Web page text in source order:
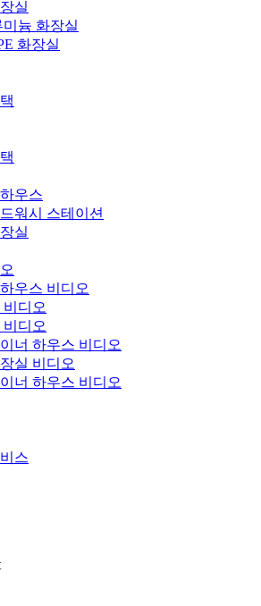
실
미늄 화장실
화장실
우스
워시 스테이션
실
우스 비디오
디오
디오
너 하우스 비디오
실 비디오
너 하우스 비디오
스